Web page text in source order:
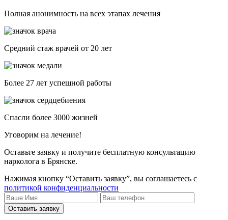
Полная анонимность на всех этапах лечения
Средний стаж врачей от 20 лет
Более 27 лет успешной работы
Спасли более 3000 жизней
Уговорим на лечение!
Оставьте заявку и получите бесплатную консультацию
нарколога в Брянске.
Нажимая кнопку “Оставить заявку”, вы соглашаетесь с
политикой конфиденциальности
Оставить заявку